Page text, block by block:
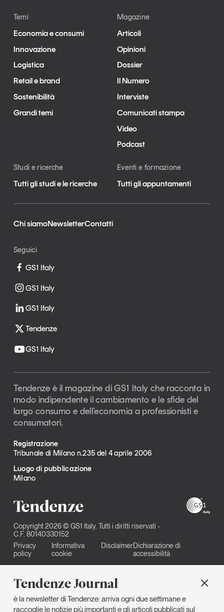
Tendenze Journal
è la newsletter di Tendenze: arriva ogni due settimane e
raccoglie le notizie più importanti e gli articoli pubblicati sul
Temi
Economia e consumi
Innovazione
Logistica
Retail e brand
Sostenibilità
Grandi temi
Magazine
Articoli
Opinioni
Dossier
Il Numero
Interviste
Comunicati stampa
Video
Podcast
Studi e ricerche
Tutti gli studi e le ricerche
Eventi e formazione
Tutti gli appuntamenti
Chi siamoNewsletterContatti
Seguici
GS1 Italy
GS1 Italy
GS1 Italy
Tendenze
GS1 Italy
Tendenze è il magazine di GS1 Italy che racconta in
modo indipendente il cambiamento e le sfide del
largo consumo e dell’economia a professionisti e
consumatori.
Registrazione
Tribunale di Milano n.235 del 4 aprile 2006
Luogo di pubblicazione
Milano
Copyright 2026 © GS1 Italy. Tutti i diritti riservati -
C.F. 80140330152
Privacy
policy
Informativa
cookie
DisclaimerDichiarazione di
accessibilità